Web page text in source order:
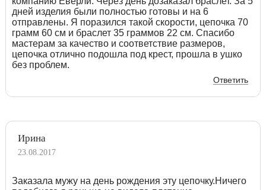
дней изделия были полностью готовы и на 6
отправлены. Я поразился такой скорости, цепочка 70
грамм 60 см и браслет 35 граммов 22 см. Спасибо
мастерам за качество и соответствие размеров,
цепочка отлично подошла под крест, прошла в ушко
без проблем.
Ответить
Ирина
23.08.2017
Заказала мужу на день рождения эту цепочку.Ничего